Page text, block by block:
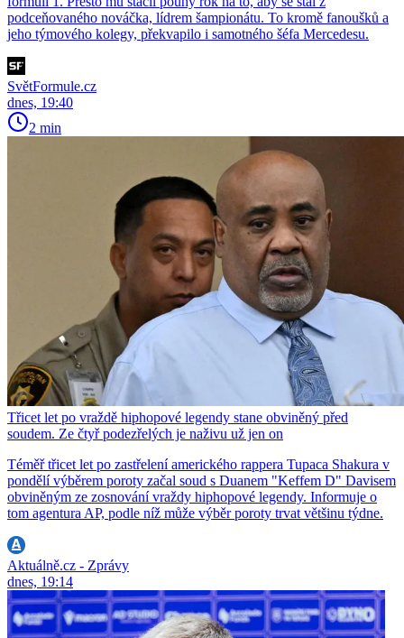
podceňovaného nováčka, lídrem šampionátu. To kromě fanoušků a
jeho týmového kolegy, překvapilo i samotného šéfa Mercedesu.
SvětFormule.cz
dnes, 19:40
2 min
Třicet let po vraždě hiphopové legendy stane obviněný před
soudem. Ze čtyř podezřelých je naživu už jen on
Téměř třicet let po zastřelení amerického rappera Tupaca Shakura v
pondělí výběrem poroty začal soud s Duanem "Keffem D" Davisem
obviněným ze zosnování vraždy hiphopové legendy. Informuje o
tom agentura AP, podle níž může výběr poroty trvat většinu týdne.
Aktuálně.cz - Zprávy
dnes, 19:14